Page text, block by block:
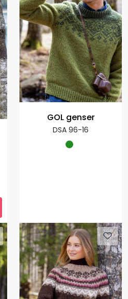
GOL genser
DSA 96-16